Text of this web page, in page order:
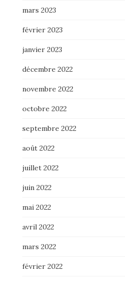
mars 2023
février 2023
janvier 2023
décembre 2022
novembre 2022
octobre 2022
septembre 2022
août 2022
juillet 2022
juin 2022
mai 2022
avril 2022
mars 2022
février 2022